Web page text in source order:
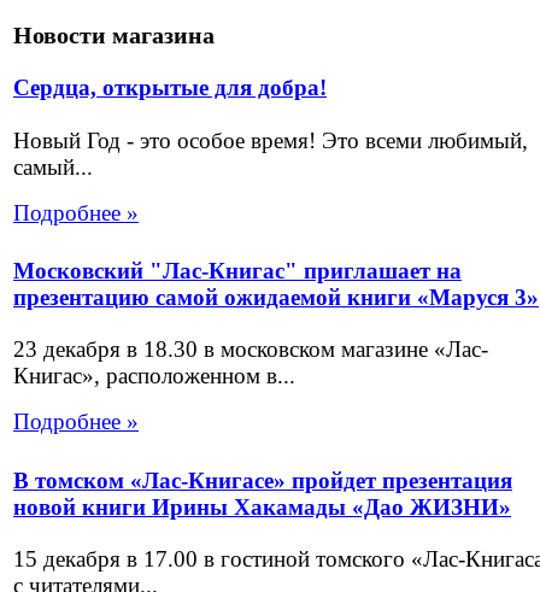
Новости магазина
Сердца, открытые для добра!
Новый Год - это особое время! Это всеми любимый,
самый...
Подробнее »
Московский "Лас-Книгас" приглашает на
презентацию самой ожидаемой книги «Маруся 3»
23 декабря в 18.30 в московском магазине «Лас-
Книгас», расположенном в...
Подробнее »
В томском «Лас-Книгасе» пройдет презентация
новой книги Ирины Хакамады «Дао ЖИЗНИ»
15 декабря в 17.00 в гостиной томского «Лас-
с читателями...